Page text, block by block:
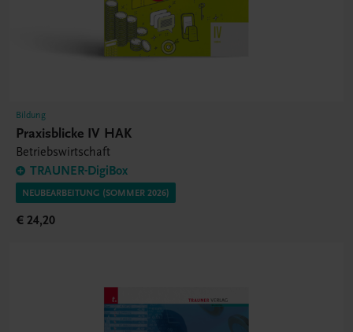
Bildung
Praxisblicke IV HAK
Betriebswirtschaft
TRAUNER-DigiBox
NEUBEARBEITUNG (SOMMER 2026)
€ 24,20